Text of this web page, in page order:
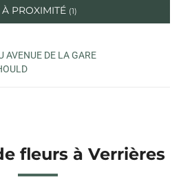
À PROXIMITÉ (1)
AVENUE DE LA GARE
fleurs à Verrières